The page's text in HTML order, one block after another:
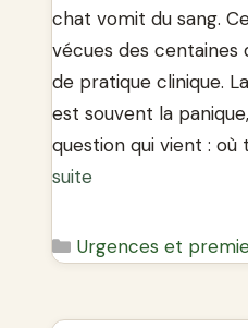
chat vomit du sang.
vécues des centaines
de pratique clinique.
est souvent la
question qui vient : où
suite
Catégories
Urgences et